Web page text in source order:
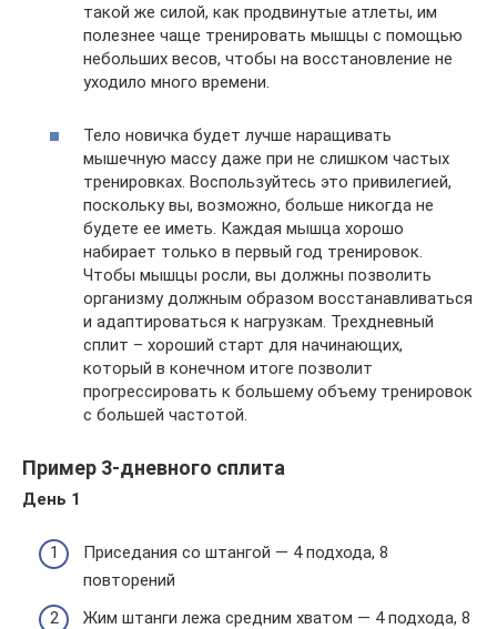
такой же силой, как продвинутые атлеты, им
полезнее чаще тренировать мышцы с помощью
небольших весов, чтобы на восстановление не
уходило много времени.
Тело новичка будет лучше наращивать
мышечную массу даже при не слишком частых
тренировках. Воспользуйтесь это привилегией,
поскольку вы, возможно, больше никогда не
будете ее иметь. Каждая мышца хорошо
набирает только в первый год тренировок.
Чтобы мышцы росли, вы должны позволить
организму должным образом восстанавливаться
и адаптироваться к нагрузкам. Трехдневный
сплит – хороший старт для начинающих,
который в конечном итоге позволит
прогрессировать к большему объему тренировок
с большей частотой.
Пример 3-дневного сплита
День 1
Приседания со штангой — 4 подхода, 8
повторений
Жим штанги лежа средним хватом — 4 подхода, 8